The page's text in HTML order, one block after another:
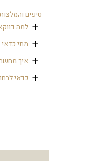
טיפים והמלצות
למה
כי הוא
מתי
את
אפשר
איך
מחשבים בערך לפי
כדאי